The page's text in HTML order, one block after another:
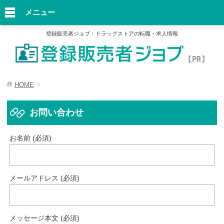
登録販売者ジョブ：ドラッグストアの転職・求人情報
メニュー
HOME
お問い合わせ
お名前 (必須)
メールアドレス (必須)
メッセージ本文 (必須)